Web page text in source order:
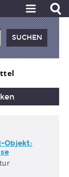
Objekt: